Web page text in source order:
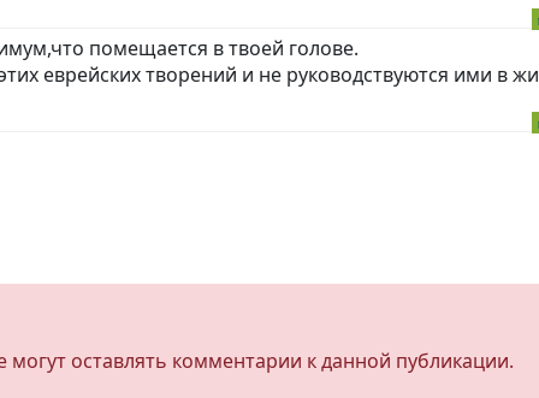
помещается в твоей голове.
еврейских творений и не руководствуются ими в
могут оставлять комментарии к данной публикации.